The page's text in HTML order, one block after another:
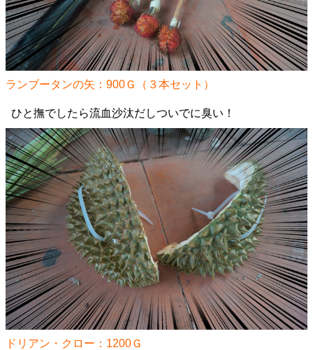
ランブータンの矢：900Ｇ（３本セット）
ひと撫でしたら流血沙汰だしついでに臭い！
ドリアン・クロー：1200Ｇ